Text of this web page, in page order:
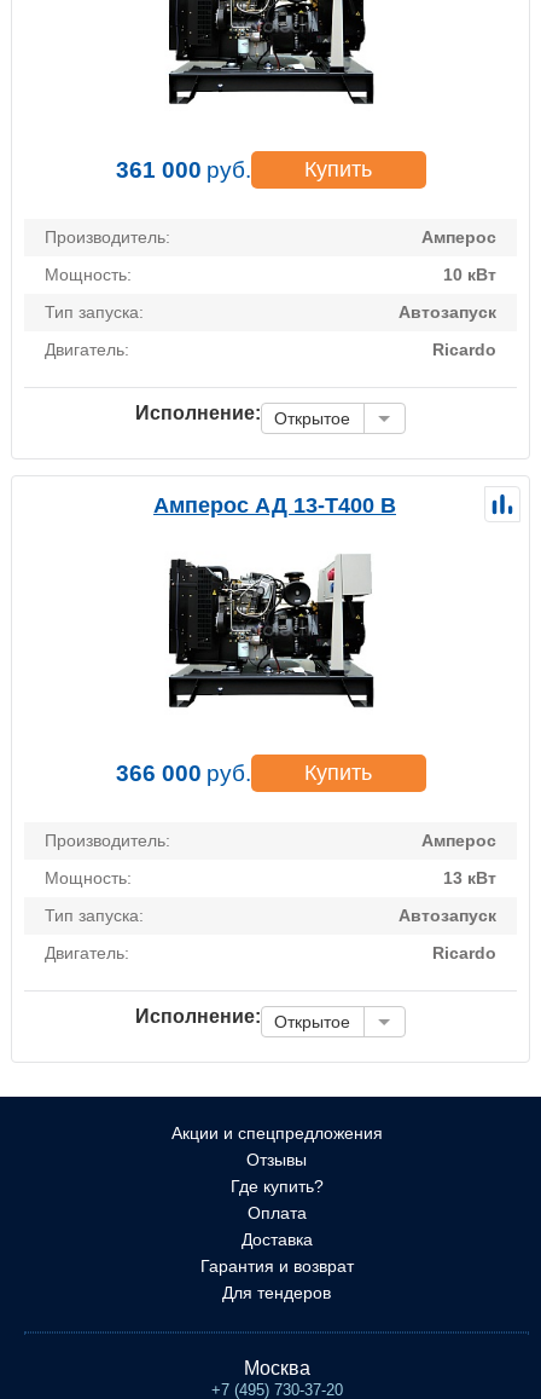
361 000 руб. Купить
Производитель:
Амперос
Мощность:
10 кВт
Тип запуска:
Автозапуск
Двигатель:
Ricardo
Исполнение: Открытое
Амперос АД 13-Т400 B
366 000 руб. Купить
Производитель:
Амперос
Мощность:
13 кВт
Тип запуска:
Автозапуск
Двигатель:
Ricardo
Исполнение: Открытое
Акции и спецпредложения
Отзывы
Где купить?
Оплата
Доставка
Гарантия и возврат
Для тендеров
Москва
+7 (495) 730-37-20